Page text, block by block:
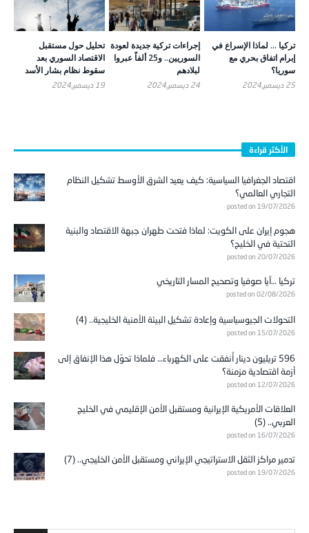
تركيا … لماذا الإسراع في
إبرام اتفاق بحري مع
سوريا؟
25 ديسمبر,2024
إجراءات تركية جديدة لعودة
السوريين.. و25 ألفاً عبروا
لبلادهم
24 ديسمبر,2024
تحليل حول مستقبل
الاقتصاد السوري بعد
سقوط نظام بشار الأسد
19 ديسمبر,2024
الأكثر قراءة
اقتصاد الجغرافيا السياسية: كيف يعيد الشرق الأوسط تشكيل النظام
التجاري العالمي؟
posted on 19/07/2026
هجوم إيران على الكويت: لماذا فتحت طهران جبهة الاقتصاد والبنية
التحتية في الخليج؟
posted on 20/07/2026
تركيا …آيا صوفيا وتصحيح المسار التاريخي
posted on 02/08/2026
التحولات الجيوسياسية وإعادة تشكيل البيئة الأمنية الخليجية.. (4)
posted on 15/07/2026
596 تريليون دينار أُنفقت على الكهرباء… فلماذا تحوّل هذا الإنفاق إلى
أزمة اقتصادية مزمنة؟
posted on 12/07/2026
العلاقات الأمريكية الإيرانية ومستقبل الأمن الإقليمي في الخليج
العربي.. (5)
posted on 16/07/2026
تدمير مراكز الثقل الاستراتيجي الإيراني ومستقبل الأمن الخليجي.. (7)
posted on 19/07/2026